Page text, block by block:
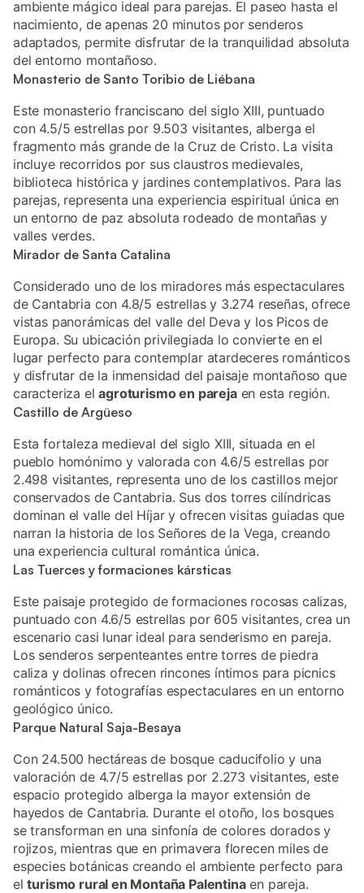
ambiente mágico ideal para parejas. El paseo hasta el
nacimiento, de apenas 20 minutos por senderos
adaptados, permite disfrutar de la tranquilidad absoluta
del entorno montañoso.
Monasterio de Santo Toribio de Liébana
Este monasterio franciscano del siglo XIII, puntuado
con 4.5/5 estrellas por 9.503 visitantes, alberga el
fragmento más grande de la Cruz de Cristo. La visita
incluye recorridos por sus claustros medievales,
biblioteca histórica y jardines contemplativos. Para las
parejas, representa una experiencia espiritual única en
un entorno de paz absoluta rodeado de montañas y
valles verdes.
Mirador de Santa Catalina
Considerado uno de los miradores más espectaculares
de Cantabria con 4.8/5 estrellas y 3.274 reseñas, ofrece
vistas panorámicas del valle del Deva y los Picos de
Europa. Su ubicación privilegiada lo convierte en el
lugar perfecto para contemplar atardeceres románticos
y disfrutar de la inmensidad del paisaje montañoso que
caracteriza elagroturismo en parejaen esta región.
Castillo de Argüeso
Esta fortaleza medieval del siglo XIII, situada en el
pueblo homónimo y valorada con 4.6/5 estrellas por
2.498 visitantes, representa uno de los castillos mejor
conservados de Cantabria. Sus dos torres cilíndricas
dominan el valle del Híjar y ofrecen visitas guiadas que
narran la historia de los Señores de la Vega, creando
una experiencia cultural romántica única.
Las Tuerces y formaciones kársticas
Este paisaje protegido de formaciones rocosas calizas,
puntuado con 4.6/5 estrellas por 605 visitantes, crea un
escenario casi lunar ideal para senderismo en pareja.
Los senderos serpenteantes entre torres de piedra
caliza y dolinas ofrecen rincones íntimos para picnics
románticos y fotografías espectaculares en un entorno
geológico único.
Parque Natural Saja-Besaya
Con 24.500 hectáreas de bosque caducifolio y una
valoración de 4.7/5 estrellas por 2.273 visitantes, este
espacio protegido alberga la mayor extensión de
hayedos de Cantabria. Durante el otoño, los bosques
se transforman en una sinfonía de colores dorados y
rojizos, mientras que en primavera florecen miles de
especies botánicas creando el ambiente perfecto para
elturismo rural en Montaña Palentinaen pareja.